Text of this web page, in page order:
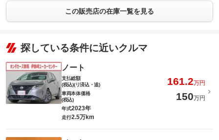
この販売店の在庫一覧を見る
探している条件に近いクルマ
ノート
支払総額
(税込)(リ済込・追)
161.2万円
車両本体価格
(税込)
150万円
年式2023年
走行2.5万km